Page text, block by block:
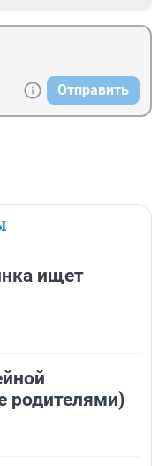
Отправить
ищет
родителями)